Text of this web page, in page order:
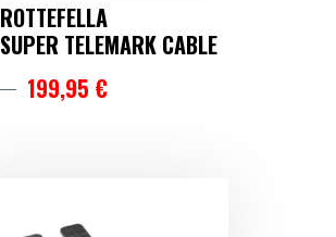
ROTTEFELLA
SUPER TELEMARK CABLE
199,95 €